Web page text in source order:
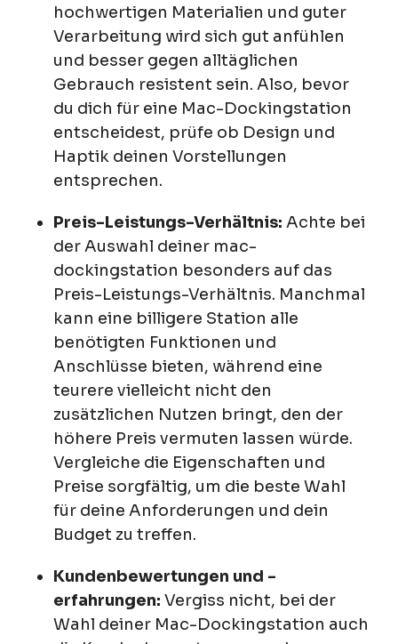
hochwertigen Materialien und guter
Verarbeitung wird sich gut anfühlen
und besser gegen alltäglichen
Gebrauch resistent sein. Also, bevor
du dich für eine Mac-Dockingstation
entscheidest, prüfe ob Design und
Haptik deinen Vorstellungen
entsprechen.
Preis-Leistungs-Verhältnis: Achte bei
der Auswahl deiner mac-
dockingstation besonders auf das
Preis-Leistungs-Verhältnis. Manchmal
kann eine billigere Station alle
benötigten Funktionen und
Anschlüsse bieten, während eine
teurere vielleicht nicht den
zusätzlichen Nutzen bringt, den der
höhere Preis vermuten lassen würde.
Vergleiche die Eigenschaften und
Preise sorgfältig, um die beste Wahl
für deine Anforderungen und dein
Budget zu treffen.
Kundenbewertungen und -
erfahrungen: Vergiss nicht, bei der
Wahl deiner Mac-Dockingstation auch